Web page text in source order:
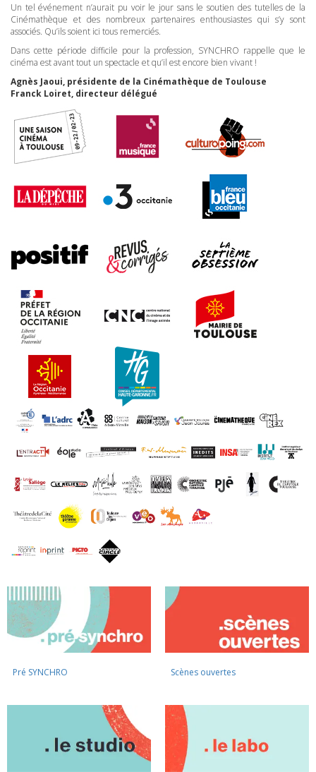
Un tel événement n’aurait pu voir le jour sans le soutien des tutelles de la
Cinémathèque et des nombreux partenaires enthousiastes qui s’y sont
associés. Qu’ils soient ici tous remerciés.
Dans cette période difficile pour la profession, SYNCHRO rappelle que le
cinéma est avant tout un spectacle et qu’il est encore bien vivant !
Agnès Jaoui, présidente de la Cinémathèque de Toulouse
Franck Loiret, directeur délégué
Pré SYNCHRO Scènes ouvertes